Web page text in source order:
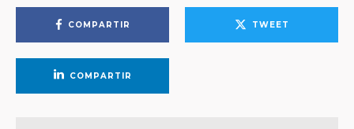
COMPARTIR TWEET
COMPARTIR